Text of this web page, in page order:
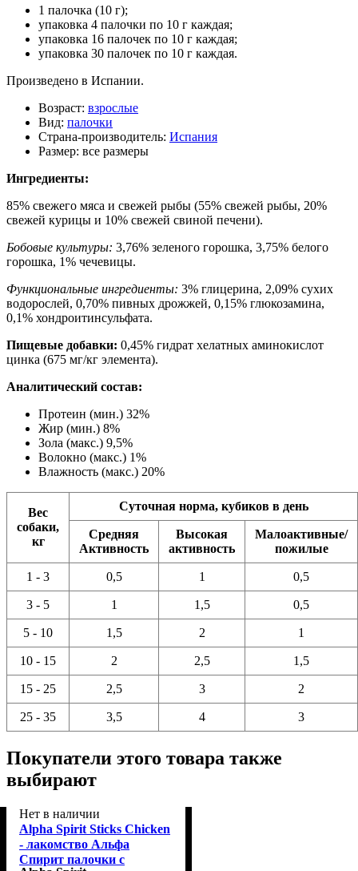
1 палочка (10 г);
упаковка 4 палочки по 10 г каждая;
упаковка 16 палочек по 10 г каждая;
упаковка 30 палочек по 10 г каждая.
Произведено в Испании.
Возраст: взрослые
Вид: палочки
Страна-производитель: Испания
Размер: все размеры
Ингредиенты:
85% свежего мяса и свежей рыбы (55% свежей рыбы, 20%
свежей курицы и 10% свежей свиной печени).
Бобовые культуры: 3,76% зеленого горошка, 3,75% белого
горошка, 1% чечевицы.
Функциональные ингредиенты: 3% глицерина, 2,09% сухих
водорослей, 0,70% пивных дрожжей, 0,15% глюкозамина,
0,1% хондроитинсульфата.
Пищевые добавки: 0,45% гидрат хелатных аминокислот
цинка (675 мг/кг элемента).
Аналитический состав:
Протеин (мин.) 32%
Жир (мин.) 8%
Зола (макс.) 9,5%
Волокно (макс.) 1%
Влажность (макс.) 20%
Вес
собаки,
кг
Суточная норма, кубиков в день
Средняя
Активность
Высокая
активность
Малоактивные/
пожилые
1 - 3 0,5 1 0,5
3 - 5 1 1,5 0,5
5 - 10 1,5 2 1
10 - 15 2 2,5 1,5
15 - 25 2,5 3 2
25 - 35 3,5 4 3
Покупатели этого товара также
выбирают
Нет в наличии
Alpha Spirit Sticks Chicken
- лакомство Альфа
Спирит палочки с